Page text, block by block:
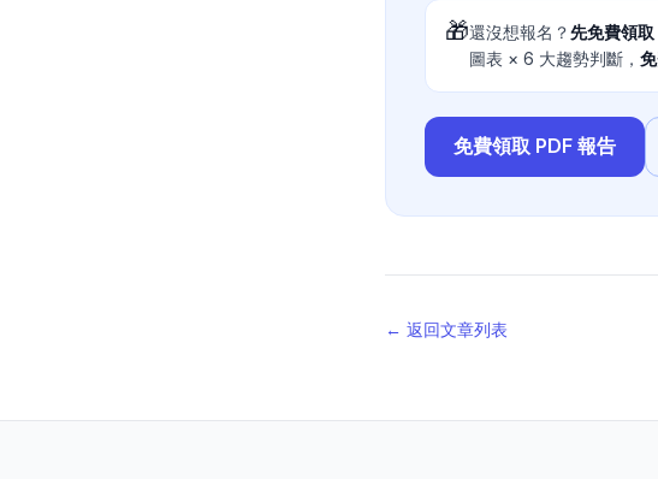
🎁還沒想報名？先免費領取
圖表 × 6 大趨勢判斷，
免費領取 PDF 報告
← 返回文章列表